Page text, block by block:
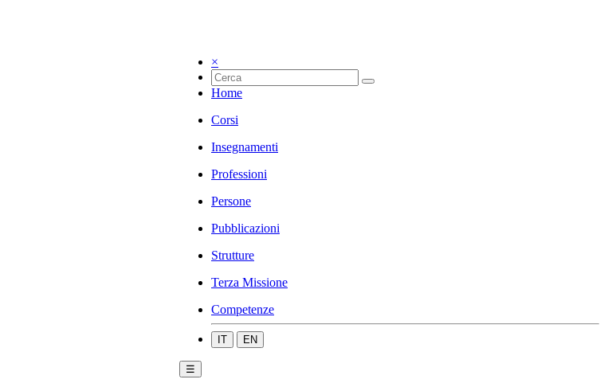
×
Home
Corsi
Insegnamenti
Professioni
Persone
Pubblicazioni
Strutture
Terza Missione
Competenze
IT EN
☰